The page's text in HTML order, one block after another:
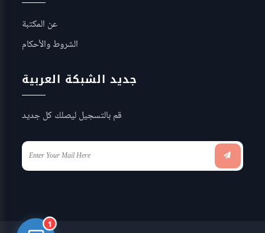
عن المكتبة
الشروط والأحكام
جديد الشبكة العربية
قم بالتسجيل ليصلك كل جديد
1